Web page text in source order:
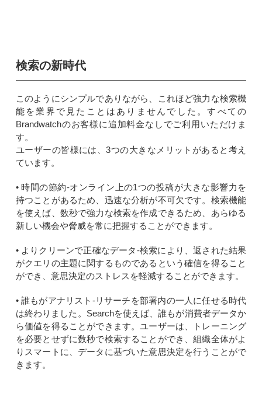
検索の新時代
このようにシンプルでありながら、これほど強力な検索機
能を業界で見たことはありませんでした。すべての
Brandwatchのお客様に追加料金なしでご利用いただけま
す。
ユーザーの皆様には、3つの大きなメリットがあると考え
ています。
• 時間の節約-オンライン上の1つの投稿が大きな影響力を
持つことがあるため、迅速な分析が不可欠です。検索機能
を使えば、数秒で強力な検索を作成できるため、あらゆる
新しい機会や脅威を常に把握することができます。
• よりクリーンで正確なデータ-検索により、返された結果
がクエリの主題に関するものであるという確信を得ること
ができ、意思決定のストレスを軽減することができます。
• 誰もがアナリスト-リサーチを部署内の一人に任せる時代
は終わりました。Searchを使えば、誰もが消費者データか
ら価値を得ることができます。ユーザーは、トレーニング
を必要とせずに数秒で検索することができ、組織全体がよ
りスマートに、データに基づいた意思決定を行うことがで
きます。